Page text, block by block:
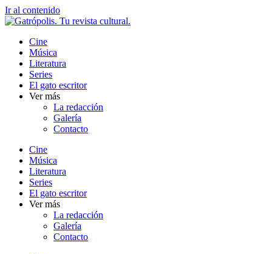
Ir al contenido
Cine
Música
Literatura
Series
El gato escritor
Ver más
La redacción
Galería
Contacto
Cine
Música
Literatura
Series
El gato escritor
Ver más
La redacción
Galería
Contacto